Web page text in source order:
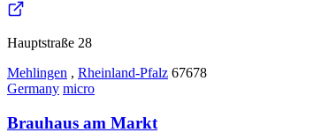
Hauptstraße 28
Mehlingen , Rheinland-Pfalz 67678
Germany micro
Brauhaus am Markt